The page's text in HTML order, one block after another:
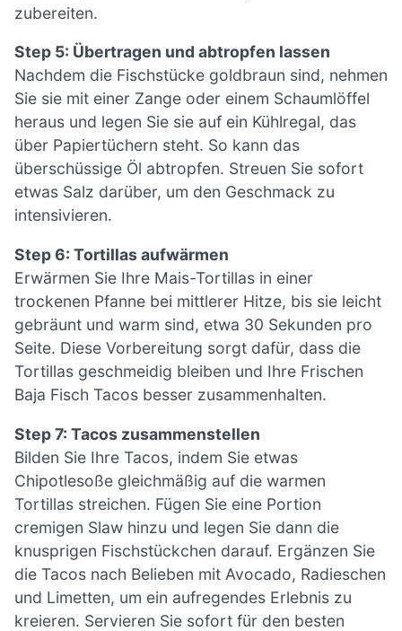
zubereiten.
Step 5: Übertragen und abtropfen lassen
Nachdem die Fischstücke goldbraun sind, nehmen
Sie sie mit einer Zange oder einem Schaumlöffel
heraus und legen Sie sie auf ein Kühlregal, das
über Papiertüchern steht. So kann das
überschüssige Öl abtropfen. Streuen Sie sofort
etwas Salz darüber, um den Geschmack zu
intensivieren.
Step 6: Tortillas aufwärmen
Erwärmen Sie Ihre Mais-Tortillas in einer
trockenen Pfanne bei mittlerer Hitze, bis sie leicht
gebräunt und warm sind, etwa 30 Sekunden pro
Seite. Diese Vorbereitung sorgt dafür, dass die
Tortillas geschmeidig bleiben und Ihre Frischen
Baja Fisch Tacos besser zusammenhalten.
Step 7: Tacos zusammenstellen
Bilden Sie Ihre Tacos, indem Sie etwas
Chipotlesoße gleichmäßig auf die warmen
Tortillas streichen. Fügen Sie eine Portion
cremigen Slaw hinzu und legen Sie dann die
knusprigen Fischstückchen darauf. Ergänzen Sie
die Tacos nach Belieben mit Avocado, Radieschen
und Limetten, um ein aufregendes Erlebnis zu
kreieren. Servieren Sie sofort für den besten